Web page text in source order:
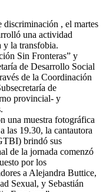
discriminación , el martes
una actividad
y la transfobia.
Sin Fronteras” y
de Desarrollo Social
de la Coordinación
de
provincial- y
una muestra fotográfica
las 19.30, la cantautora
brindó sus
de la jornada comenzó
por los
a Alejandra Buttice,
Sexual, y Sebastián